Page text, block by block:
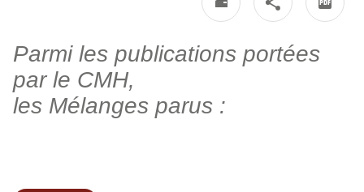
Parmi les publications portées
par le CMH,
les Mélanges parus :